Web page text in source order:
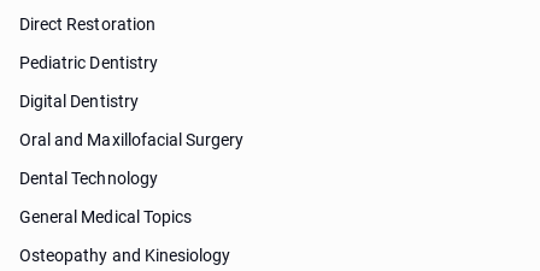
Direct Restoration
Pediatric Dentistry
Digital Dentistry
Oral and Maxillofacial Surgery
Dental Technology
General Medical Topics
Osteopathy and Kinesiology